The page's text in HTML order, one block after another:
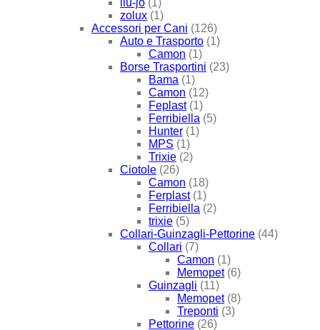
liu-jo (1)
zolux (1)
Accessori per Cani (126)
Auto e Trasporto (1)
Camon (1)
Borse Trasportini (23)
Bama (1)
Camon (12)
Feplast (1)
Ferribiella (5)
Hunter (1)
MPS (1)
Trixie (2)
Ciotole (26)
Camon (18)
Ferplast (1)
Ferribiella (2)
trixie (5)
Collari-Guinzagli-Pettorine (44)
Collari (7)
Camon (1)
Memopet (6)
Guinzagli (11)
Memopet (8)
Treponti (3)
Pettorine (26)